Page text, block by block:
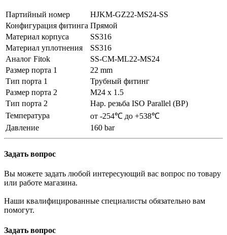
Партийный номер
HJKM-GZ22-MS24-SS
Конфигурация фитинга Прямой
Материал корпуса
SS316
Материал уплотнения
SS316
Аналог Fitok
SS-CM-ML22-MS24
Размер порта 1
22 mm
Тип порта 1
Трубный фитинг
Размер порта 2
M24 x 1.5
Тип порта 2
Нар. резьба ISO Parallel (BP)
Температура
от -254℃ до +538℃
Давление
160 bar
Задать вопрос
Вы можете задать любой интересующий вас вопрос по товару
или работе магазина.
Наши квалифицированные специалисты обязательно вам
помогут.
Задать вопрос